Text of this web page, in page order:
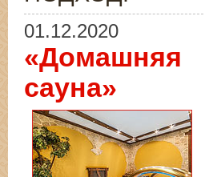
01.12.2020
«Домашняя
сауна»